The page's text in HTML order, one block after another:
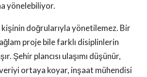
yönelebiliyor.
doğrularıyla yönetilemez. Bir
proje bile farklı disiplinlerin
Şehir plancısı ulaşımı düşünür,
ortaya koyar, inşaat mühendisi